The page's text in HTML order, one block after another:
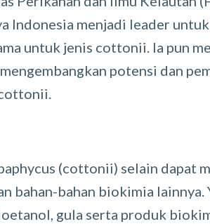
Indonesia menjadi leader
untuk jenis cottonii. Ia pun
potensi dan
(cottonii) selain dapat
bahan-bahan biokimia
gula serta produk